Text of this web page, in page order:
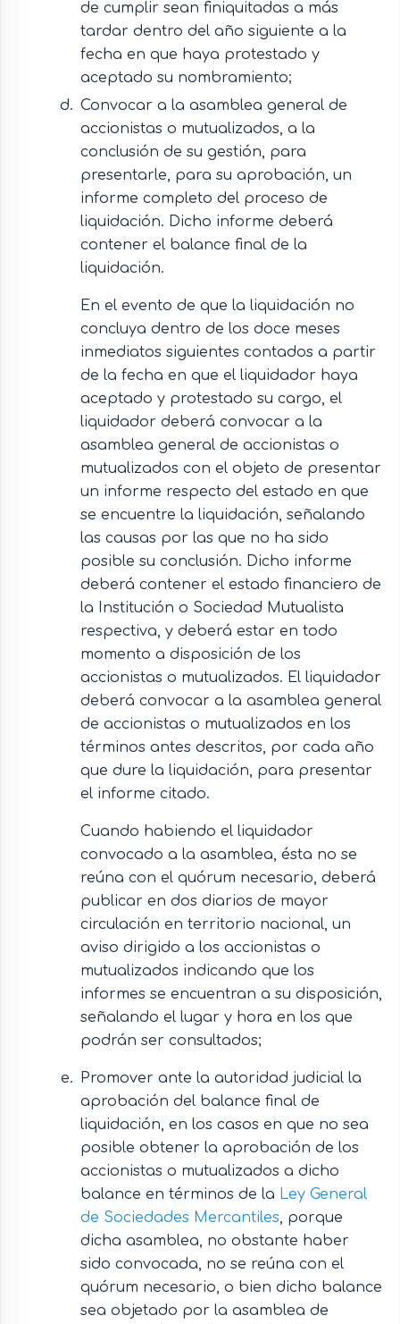
de cumplir sean finiquitadas a más
tardar dentro del año siguiente a la
fecha en que haya protestado y
aceptado su nombramiento;
Convocar a la asamblea general de
accionistas o mutualizados, a la
conclusión de su gestión, para
presentarle, para su aprobación, un
informe completo del proceso de
liquidación. Dicho informe deberá
contener el balance final de la
liquidación.
En el evento de que la liquidación no
concluya dentro de los doce meses
inmediatos siguientes contados a partir
de la fecha en que el liquidador haya
aceptado y protestado su cargo, el
liquidador deberá convocar a la
asamblea general de accionistas o
mutualizados con el objeto de presentar
un informe respecto del estado en que
se encuentre la liquidación, señalando
las causas por las que no ha sido
posible su conclusión. Dicho informe
deberá contener el estado financiero de
la Institución o Sociedad Mutualista
respectiva, y deberá estar en todo
momento a disposición de los
accionistas o mutualizados. El liquidador
deberá convocar a la asamblea general
de accionistas o mutualizados en los
términos antes descritos, por cada año
que dure la liquidación, para presentar
el informe citado.
Cuando habiendo el liquidador
convocado a la asamblea, ésta no se
reúna con el quórum necesario, deberá
publicar en dos diarios de mayor
circulación en territorio nacional, un
aviso dirigido a los accionistas o
mutualizados indicando que los
informes se encuentran a su disposición,
señalando el lugar y hora en los que
podrán ser consultados;
Promover ante la autoridad judicial la
aprobación del balance final de
liquidación, en los casos en que no sea
posible obtener la aprobación de los
accionistas o mutualizados a dicho
balance en términos de la Ley General
de Sociedades Mercantiles, porque
dicha asamblea, no obstante haber
sido convocada, no se reúna con el
quórum necesario, o bien dicho balance
sea objetado por la asamblea de